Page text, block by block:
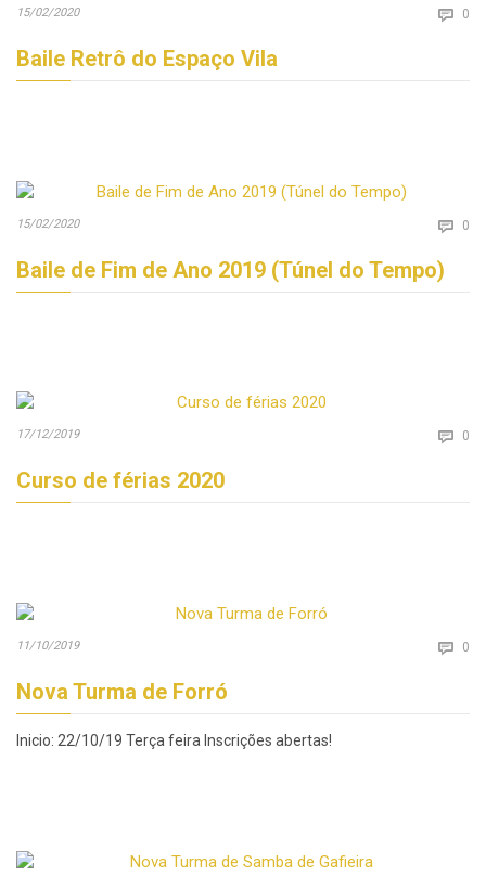
15/02/2020  0
Baile Retrô do Espaço Vila
15/02/2020  0
Baile de Fim de Ano 2019 (Túnel do Tempo)
17/12/2019  0
Curso de férias 2020
11/10/2019  0
Nova Turma de Forró
Inicio: 22/10/19 Terça feira Inscrições abertas!